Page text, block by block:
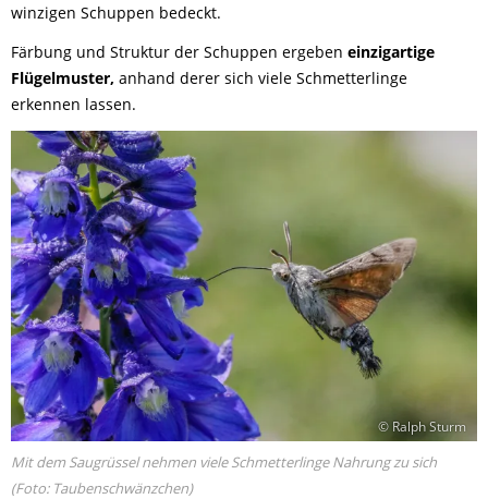
winzigen Schuppen bedeckt.
Färbung und Struktur der Schuppen ergeben einzigartige
Flügelmuster, anhand derer sich viele Schmetterlinge
erkennen lassen.
© Ralph Sturm
Mit dem Saugrüssel nehmen viele Schmetterlinge Nahrung zu sich
(Foto: Taubenschwänzchen)